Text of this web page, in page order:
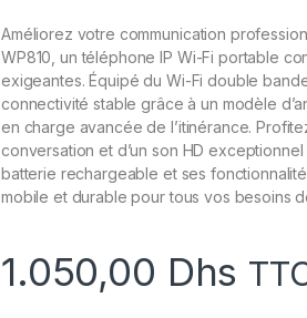
Améliorez votre communication
WP810, un téléphone IP Wi-Fi portable
exigeantes. Équipé du Wi-Fi double
connectivité stable grâce à un modèle
en charge avancée de l’itinérance.
conversation et d’un son HD
batterie rechargeable et ses
mobile et durable pour tous vos besoins
1.050,00 Dhs